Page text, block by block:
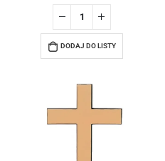
DODAJ DO LISTY